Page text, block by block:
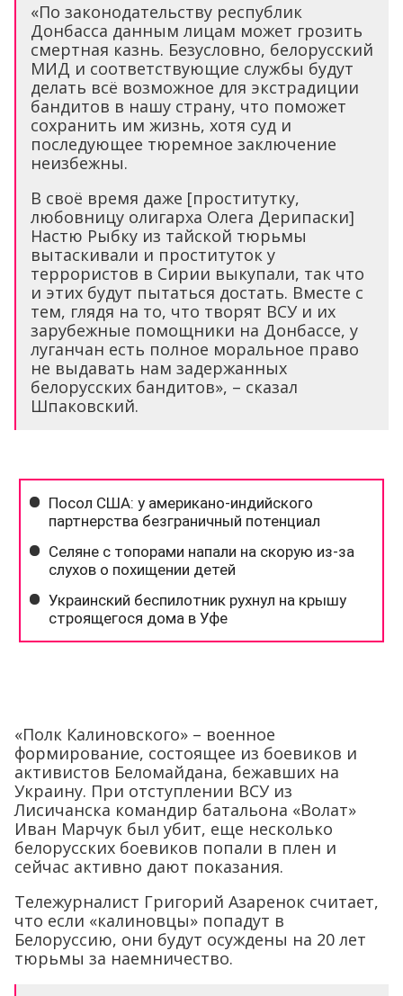
«По законодательству республик
Донбасса данным лицам может грозить
смертная казнь. Безусловно, белорусский
МИД и соответствующие службы будут
делать всё возможное для экстрадиции
бандитов в нашу страну, что поможет
сохранить им жизнь, хотя суд и
последующее тюремное заключение
неизбежны.
В своё время даже [проститутку,
любовницу олигарха Олега Дерипаски]
Настю Рыбку из тайской тюрьмы
вытаскивали и проституток у
террористов в Сирии выкупали, так что
и этих будут пытаться достать. Вместе с
тем, глядя на то, что творят ВСУ и их
зарубежные помощники на Донбассе, у
луганчан есть полное моральное право
не выдавать нам задержанных
белорусских бандитов», – сказал
Шпаковский.
«Полк Калиновского» – военное
формирование, состоящее из боевиков и
активистов Беломайдана, бежавших на
Украину. При отступлении ВСУ из
Лисичанска командир батальона «Волат»
Иван Марчук был убит, еще несколько
белорусских боевиков попали в плен и
сейчас активно дают показания.
Тележурналист Григорий Азаренок считает,
что если «калиновцы» попадут в
Белоруссию, они будут осуждены на 20 лет
тюрьмы за наемничество.